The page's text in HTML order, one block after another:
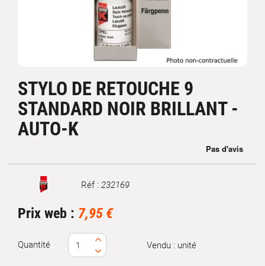
STYLO DE RETOUCHE 9
STANDARD NOIR BRILLANT -
AUTO-K
Marque Réf : 232169
Prix web : 7,95 €
Quantité Vendu : unité